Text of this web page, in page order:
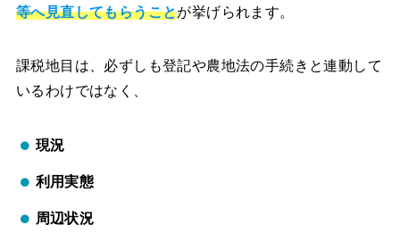
等へ見直してもらうことが挙げられます。
課税地目は、必ずしも登記や農地法の手続きと連動して
いるわけではなく、
現況
利用実態
周辺状況